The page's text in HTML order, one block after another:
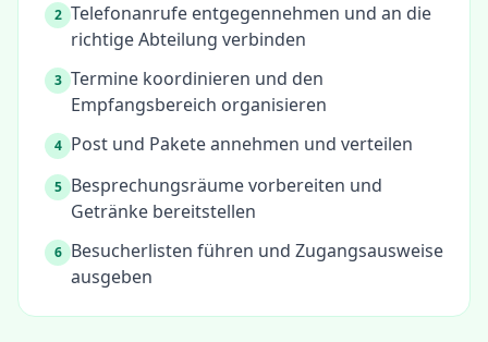
2 Telefonanrufe entgegennehmen und an die
richtige Abteilung verbinden
3 Termine koordinieren und den
Empfangsbereich organisieren
4 Post und Pakete annehmen und verteilen
5 Besprechungsräume vorbereiten und
Getränke bereitstellen
6 Besucherlisten führen und Zugangsausweise
ausgeben